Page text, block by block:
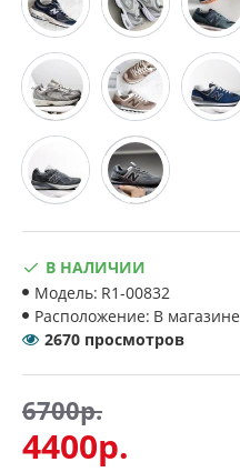
4400р.
6700р.
В НАЛИЧИИ
Модель: R1-00832
Расположение: В магазине
2670 просмотров